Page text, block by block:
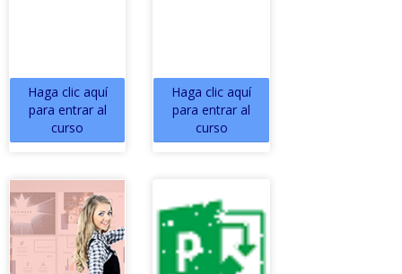
Haga clic aquí
para entrar al
curso
Haga clic aquí
para entrar al
curso